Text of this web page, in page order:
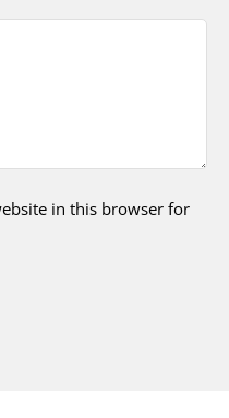
in this browser for